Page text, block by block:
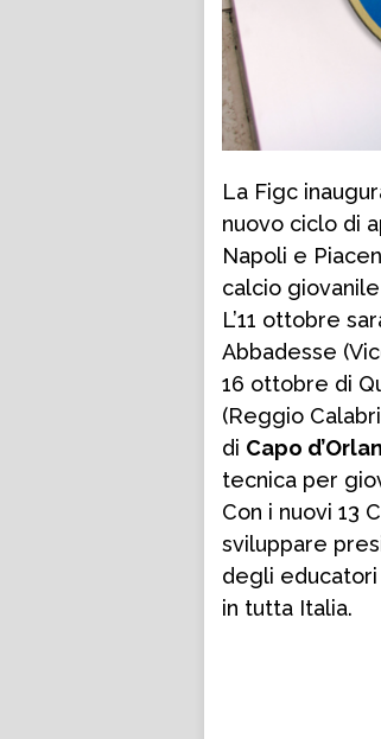
La Figc
nuovo ciclo di
Napoli e
calcio
L’11 ottobre
Abbadesse
16 ottobre di
(Reggio
di Capo
tecnica per
Con i nuovi 13
sviluppare
degli
in tutta Italia.